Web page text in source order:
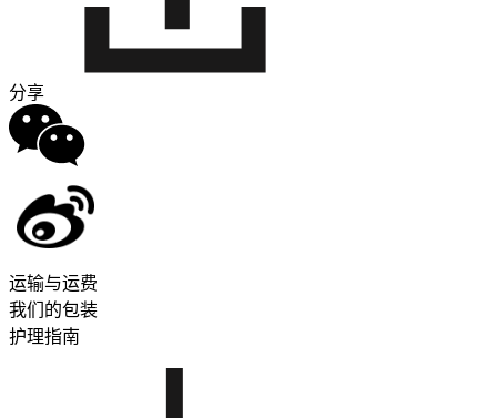
分享
运输与运费
我们的包装
护理指南